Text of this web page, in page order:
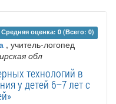
Средняя оценка: 0 (Всего: 0)
, учитель-логопед
обл
технологий в
у детей 6–7 лет с